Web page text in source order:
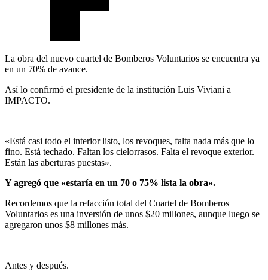
La obra del nuevo cuartel de Bomberos Voluntarios se encuentra ya
en un 70% de avance.
Así lo confirmó el presidente de la institución Luis Viviani a
IMPACTO.
«Está casi todo el interior listo, los revoques, falta nada más que lo
fino. Está techado. Faltan los cielorrasos. Falta el revoque exterior.
Están las aberturas puestas».
Y agregó que «estaría en un 70 o 75% lista la obra».
Recordemos que la refacción total del Cuartel de Bomberos
Voluntarios es una inversión de unos $20 millones, aunque luego se
agregaron unos $8 millones más.
Antes y después.